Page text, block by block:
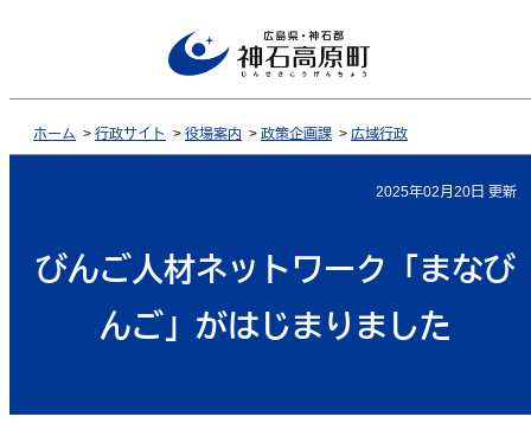
ホーム > 行政サイト > 役場案内 > 政策企画課 > 広域行政
2025年02月20日 更新
びんご人材ネットワーク「まなび
んご」がはじまりました